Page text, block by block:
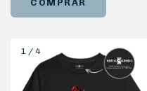
COMPRAR
1 / 4